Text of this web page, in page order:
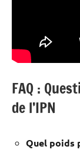
FAQ :
de l’IPN
Quel poids